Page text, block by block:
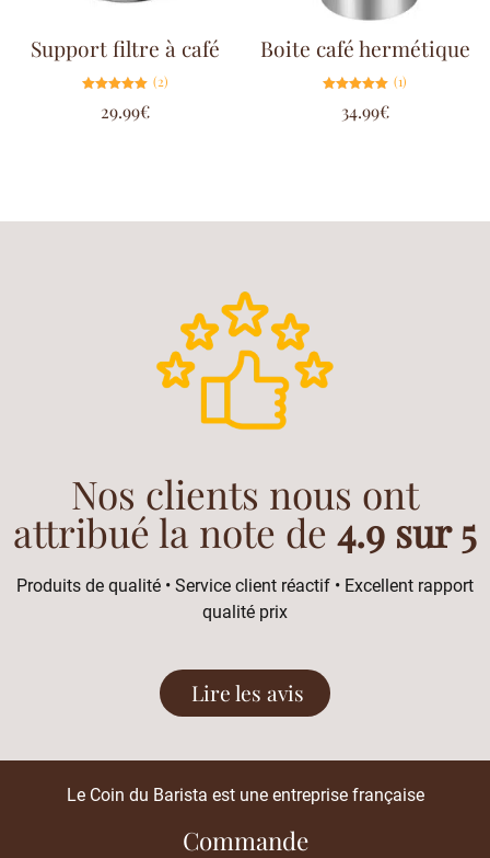
Support filtre à café
5.00
sur 5
(2)
29.99€
Boite café hermétique
5.00
sur 5
(1)
34.99€
Nos clients nous ont
attribué la note de 4.9 sur 5
Produits de qualité • Service client réactif • Excellent rapport
qualité prix
Lire les avis
Le Coin du Barista est une entreprise française
Commande